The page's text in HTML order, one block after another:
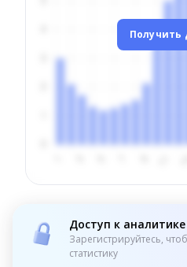
Получить
Доступ к
Зарегистрируйтесь,
статистику